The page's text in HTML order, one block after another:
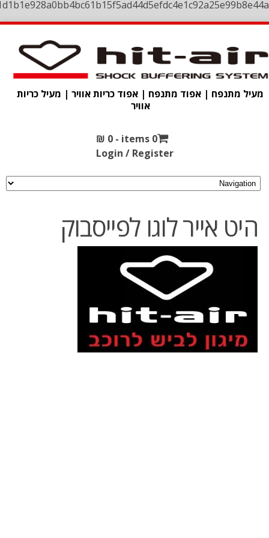
מעיל מתנפח | אפוד מתנפח | אפוד כריות אוויר | מעיל כריות
אוויר
0 items -
₪ 0
Login / Register
היט אייר לוגו לפייסבוק